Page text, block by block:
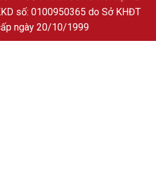
số: 0100950365 do Sở KHĐT
ngày 20/10/1999